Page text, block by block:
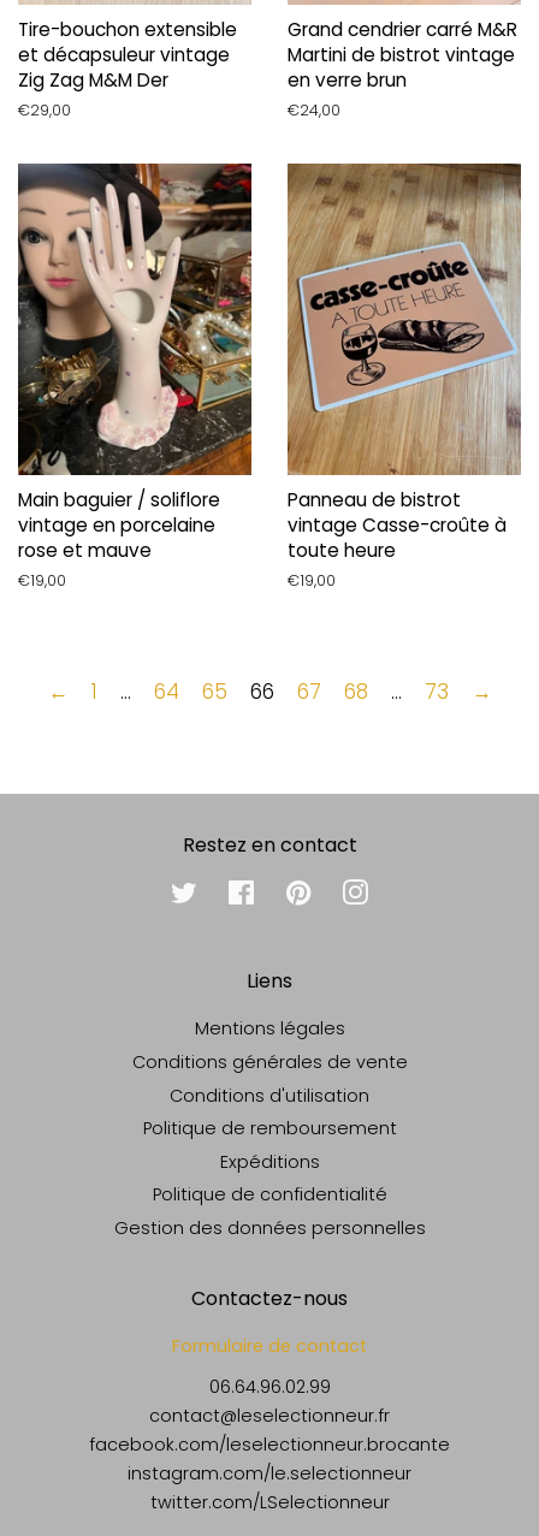
Tire-bouchon extensible
et décapsuleur vintage
Zig Zag M&M Der
Prix
€29,00
Grand cendrier carré M&R
Martini de bistrot vintage
en verre brun
Prix
€24,00
Main baguier / soliflore
vintage en porcelaine
rose et mauve
Prix
€19,00
Panneau de bistrot
vintage Casse-croûte à
toute heure
Prix
€19,00
← 1 … 64 65 66 67 68 … 73 →
Restez en contact
Twitter FacebookPinterest
Liens
Mentions légales
Conditions générales de vente
Conditions d'utilisation
Politique de remboursement
Expéditions
Politique de confidentialité
Gestion des données personnelles
Contactez-nous
Formulaire de contact
06.64.96.02.99
contact@leselectionneur.fr
facebook.com/leselectionneur.brocante
instagram.com/le.selectionneur
twitter.com/LSelectionneur